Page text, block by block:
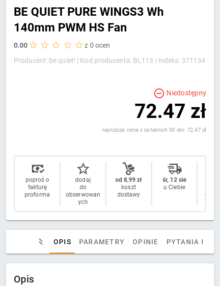
BE QUIET PURE WINGS3 Wh
140mm PWM HS Fan
0.00
z 0 ocen
Producent: be quiet! | Kod producenta: BL113 | Indeks: 371134
Niedostępny
72.47 zł
najniższa cena z ostatnich 30 dni: 72.47 zł
poproś o
fakturę
proforma
dodaj
do
obserwowan
ych
od 8,99 zł
koszt
dostawy
śr, 12 sie
u Ciebie
OPIS PARAMETRY OPINIE PYTANIA I
Opis